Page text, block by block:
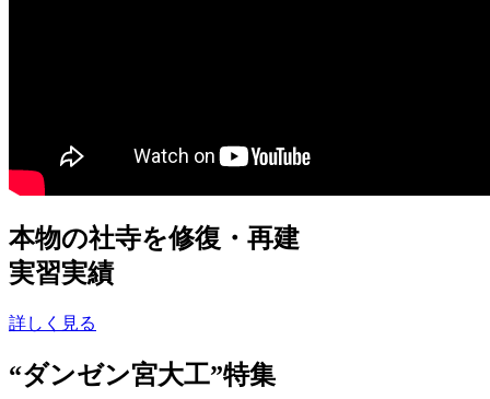
本物の社寺を修復・再建
実習実績
詳しく見る
“ダンゼン宮大工”特集